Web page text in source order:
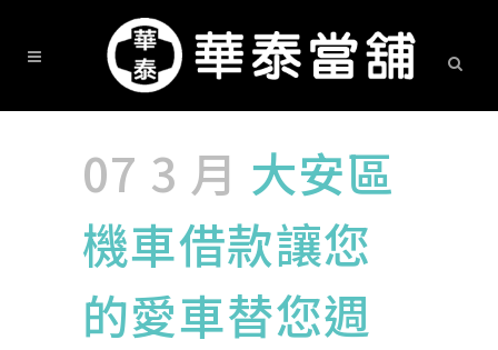
07 3 月 大安區
機車借款讓您
的愛車替您週